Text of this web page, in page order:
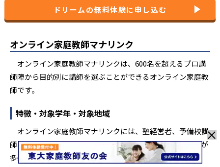
私立内部進学コース
※参照: オンライン家庭教師ドリーム公式サイト小学生・中学生・高校生。
ドリームの無料体験に申し込む
オンライン家庭教師マナリンク
オンライン家庭教師マナリンクは、600名を超えるプロ講
師陣から目的別に講師を選ぶことができるオンライン家庭教
師です。
特徴・対象学年・対象地域
オンライン家庭教師マナリンクには、塾経営者、予備校講
師、元教員など、豊富な指導経験とキャリアを有する講師が
多数在籍しています。コースは、中学受験、定期テスト対